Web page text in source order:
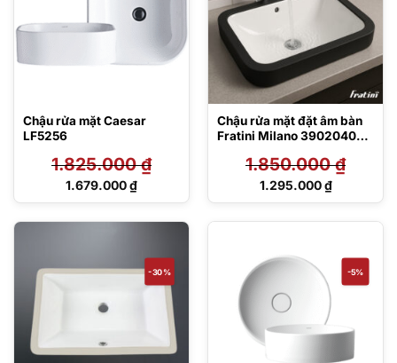
Chậu rửa mặt Caesar
LF5256
1.825.000₫
Giá
1.825.000 ₫.
1.679.000₫
Giá
1.679.000 ₫.
Chậu rửa mặt đặt âm bàn
Fratini Milano 39020407
1.850.000₫
Giá
1.850.000 ₫.
1.295.000₫
Giá
1.295.000 ₫.
-30% -5%